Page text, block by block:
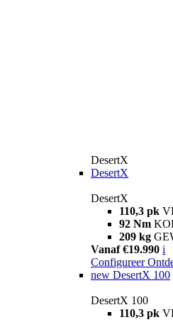
DesertX
DesertX
DesertX
110,3 pk
92 Nm
209 kg
Vanaf €19.990 i
Configureer
new DesertX 100
DesertX 100
110,3 pk